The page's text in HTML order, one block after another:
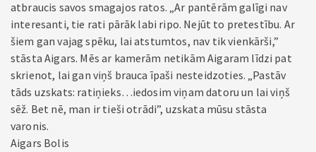
atbraucis savos smagajos ratos. „Ar pantērām galīgi nav
interesanti, tie rati pārāk labi ripo. Nejūt to pretestību. Ar
šiem gan vajag spēku, lai atstumtos, nav tik vienkārši,”
stāsta Aigars. Mēs ar kamerām netikām Aigaram līdzi pat
skrienot, lai gan viņš brauca īpaši nesteidzoties. „Pastāv
tāds uzskats: ratiņieks…iedosim viņam datoru un lai viņš
sēž. Bet nē, man ir tieši otrādi”, uzskata mūsu stāsta
varonis.
Aigars Bolis